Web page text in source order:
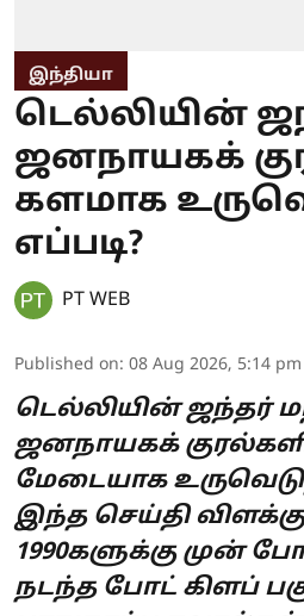
இந்தியா
டெல்லியின்
ஜனநாயகக்
களமாக
எப்படி?
PT WEB
Published on: 08 Aug 2026, 5:14 pm
டெல்லியின் ஜந்தர்
ஜனநாயகக்
மேடையாக
இந்த செய்தி
1990களுக்கு முன்
நடந்த போட் கிளப்